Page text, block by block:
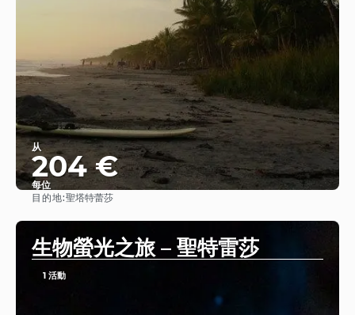
从
204 €
每位
目的地:聖塔特蕾莎
生物螢光之旅 – 聖特雷莎
1 活動